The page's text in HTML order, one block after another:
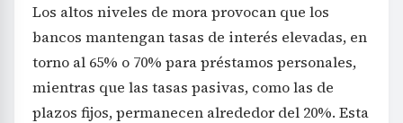
Los altos niveles de mora provocan que los
bancos mantengan tasas de interés elevadas, en
torno al 65% o 70% para préstamos personales,
mientras que las tasas pasivas, como las de
plazos fijos, permanecen alrededor del 20%. Esta